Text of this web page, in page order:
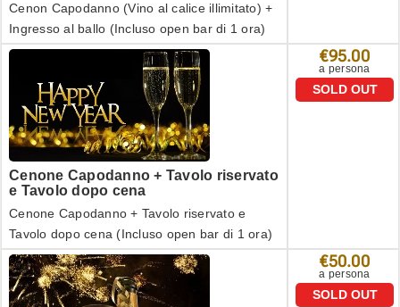
Cenon Capodanno (Vino al calice illimitato) +
Ingresso al ballo (Incluso open bar di 1 ora)
Cenone Capodanno + Tavolo riservato
e Tavolo dopo cena
Cenone Capodanno + Tavolo riservato e
Tavolo dopo cena (Incluso open bar di 1 ora)
€95.00
a persona
SOLD OUT
€50.00
a persona
SOLD OUT